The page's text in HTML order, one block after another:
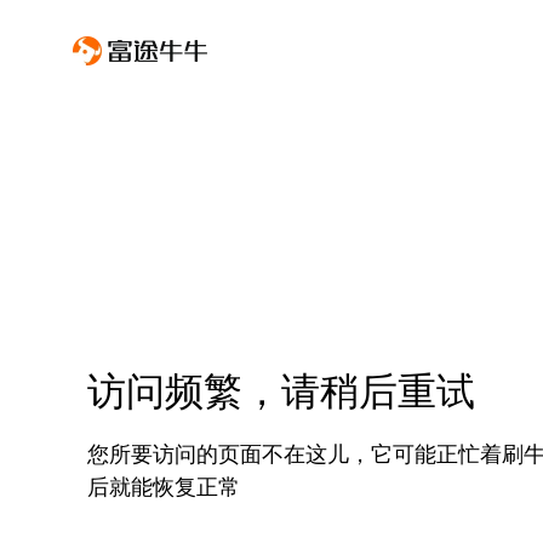
访问频繁，请稍后重试
您所要访问的页面不在这儿，它可能正忙着刷
后就能恢复正常